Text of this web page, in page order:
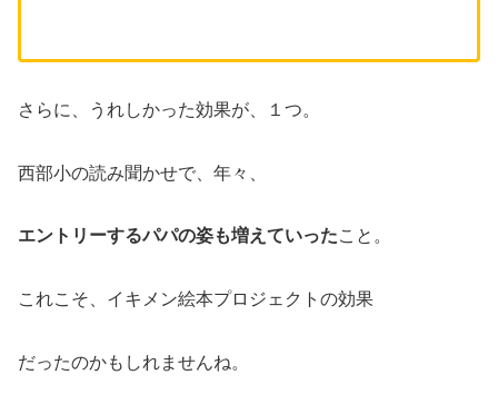
さらに、うれしかった効果が、１つ。
西部小の読み聞かせで、年々、
エントリーするパパの姿も増えていったこと。
これこそ、イキメン絵本プロジェクトの効果
だったのかもしれませんね。